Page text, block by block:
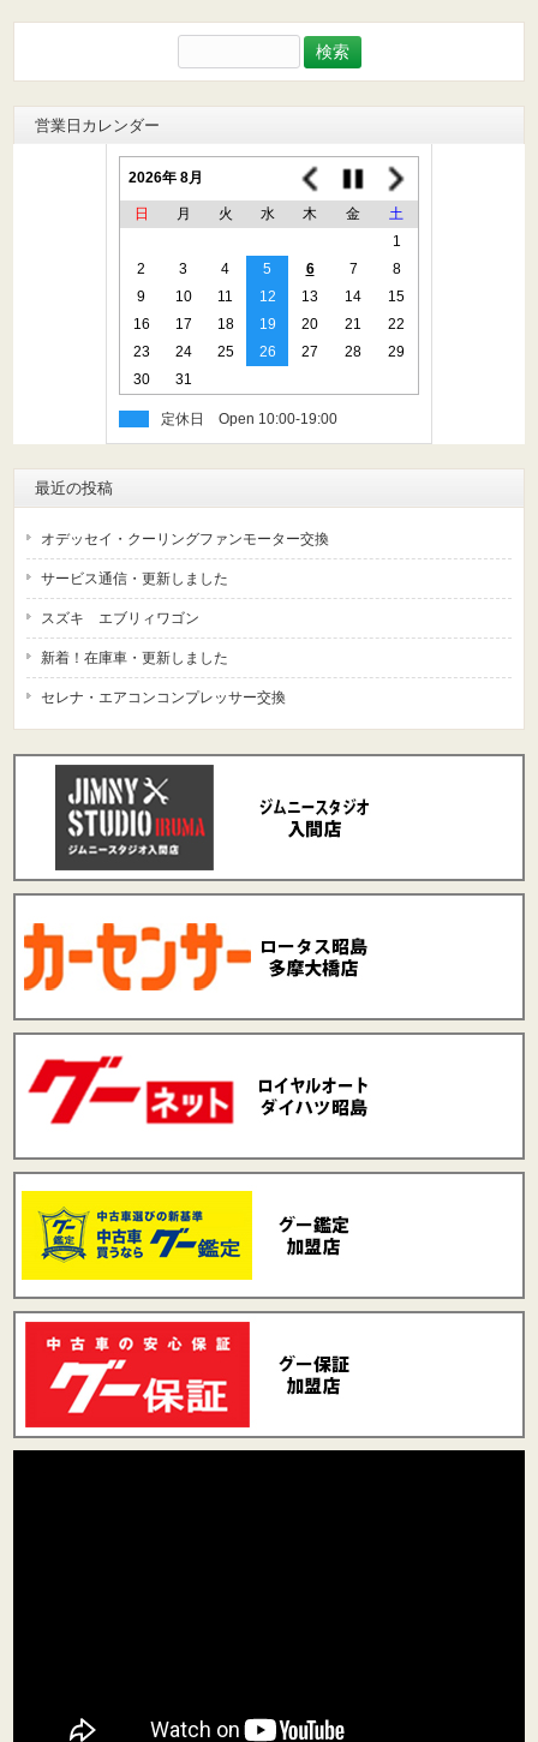
索:
営業日カレンダー
2026年 8月
日 月 火 水 木 金
土
1
2
3 4 5 6 7
8
9
10 11 12 13 14
15
16
17 18 19 20 21
22
23
24 25 26 27 28
29
30
31
定休日
最近の投稿
オデッセイ・クーリングファンモーター交換
サービス通信・更新しました
スズキ エブリィワゴン
新着！在庫車・更新しました
セレナ・エアコンコンプレッサー交換